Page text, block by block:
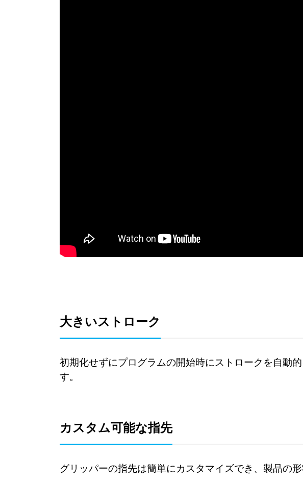
大きいストローク
初期化せずにプログラムの開始時にストロークを自動
す。
カスタム可能な指先
グリッパーの指先は簡単にカスタマイズでき、製品の